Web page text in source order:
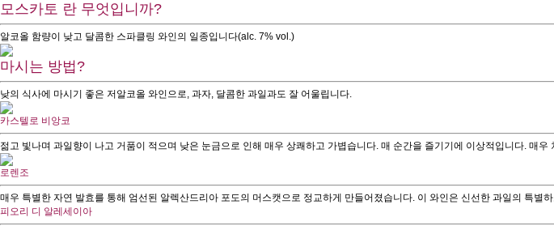
모스카토 란 무엇입니까?
알코올 함량이 낮고 달콤한 스파클링 와인의 일종입니다(alc. 7% vol.)
마시는 방법?
낮의 식사에 마시기 좋은 저알코올 와인으로, 과자, 달콤한 과일과도 잘 어울립니다.
카스텔로 비앙코
젊고 빛나며 과일향이 나고 거품이 적으며 낮은 눈금으로 인해 매우 상쾌하고 가볍습니다. 매 순간을 즐기기에 이상적입니다. 매우
로렌조
매우 특별한 자연 발효를 통해 엄선된 알렉산드리아 포도의 머스캣으로 정교하게 만들어졌습니다. 이 와인은 신선한 과일의 특별
피오리 디 알레세이아